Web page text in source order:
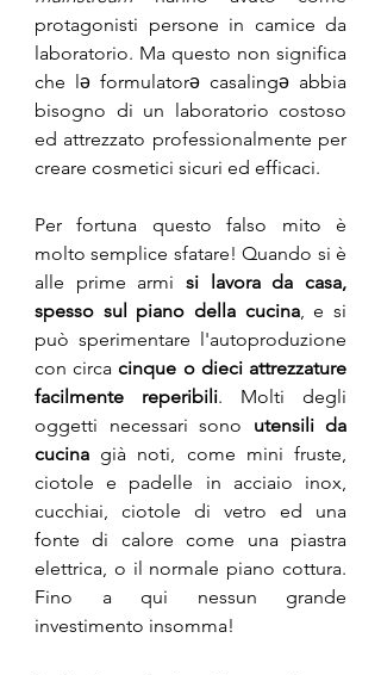
protagonisti persone in camice da
laboratorio. Ma questo non significa
che lə formulatorə casalingə abbia
bisogno di un laboratorio costoso
ed attrezzato professionalmente per
creare cosmetici sicuri ed efficaci.
Per fortuna questo falso mito è
molto semplice sfatare! Quando si è
alle prime armi si lavora da casa,
spesso sul piano della cucina, e si
può sperimentare l'autoproduzione
con circa cinque o dieci attrezzature
facilmente reperibili. Molti degli
oggetti necessari sono utensili da
cucina già noti, come mini fruste,
ciotole e padelle in acciaio inox,
cucchiai, ciotole di vetro ed una
fonte di calore come una piastra
elettrica, o il normale piano cottura.
Fino a qui nessun grande
investimento insomma!